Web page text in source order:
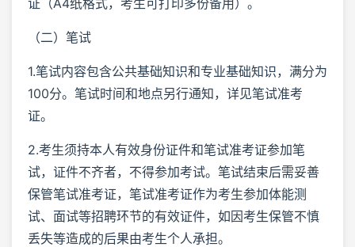
（二）笔试
1.笔试内容包含公共基础知识和专业基础知识，满分为
100分。笔试时间和地点另行通知，详见笔试准考
证。
2.考生须持本人有效身份证件和笔试准考证参加笔
试，证件不齐者，不得参加考试。笔试结束后需妥善
保管笔试准考证，笔试准考证作为考生参加体能测
试、面试等招聘环节的有效证件，如因考生保管不慎
丢失等造成的后果由考生个人承担。